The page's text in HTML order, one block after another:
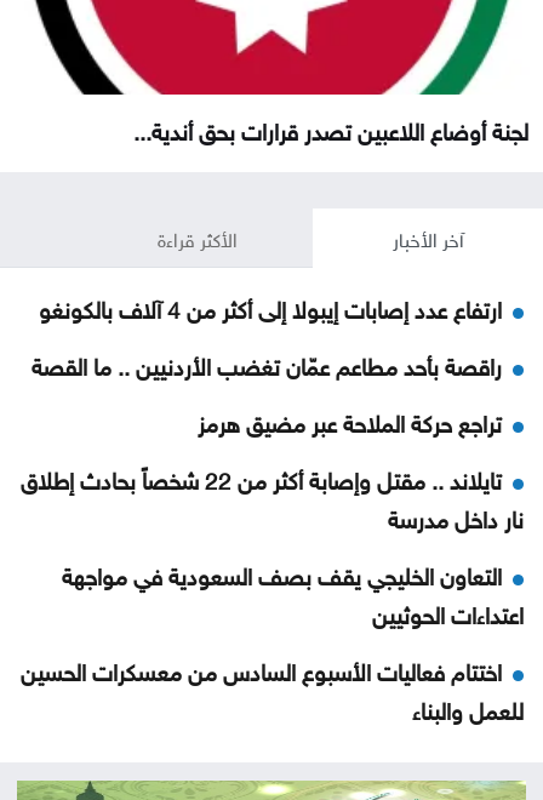
لجنة أوضاع اللاعبين تصدر قرارات بحق أندية...
آخر الأخبار الأكثر قراءة
ارتفاع عدد إصابات إيبولا إلى أكثر من 4 آلاف بالكونغو
راقصة بأحد مطاعم عمّان تغضب الأردنيين .. ما القصة
تراجع حركة الملاحة عبر مضيق هرمز
تايلاند .. مقتل وإصابة أكثر من 22 شخصاً بحادث إطلاق
نار داخل مدرسة
التعاون الخليجي يقف بصف السعودية في مواجهة
اعتداءات الحوثيين
اختتام فعاليات الأسبوع السادس من معسكرات الحسين
للعمل والبناء